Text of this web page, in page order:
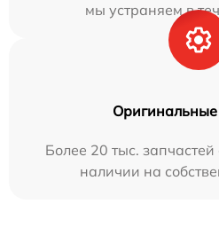
мы устраняем в
Оригинальные
Более 20 тыс.
наличии на